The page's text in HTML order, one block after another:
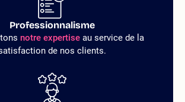
Professionnalisme
notre expertiseau service de la
de nos clients.